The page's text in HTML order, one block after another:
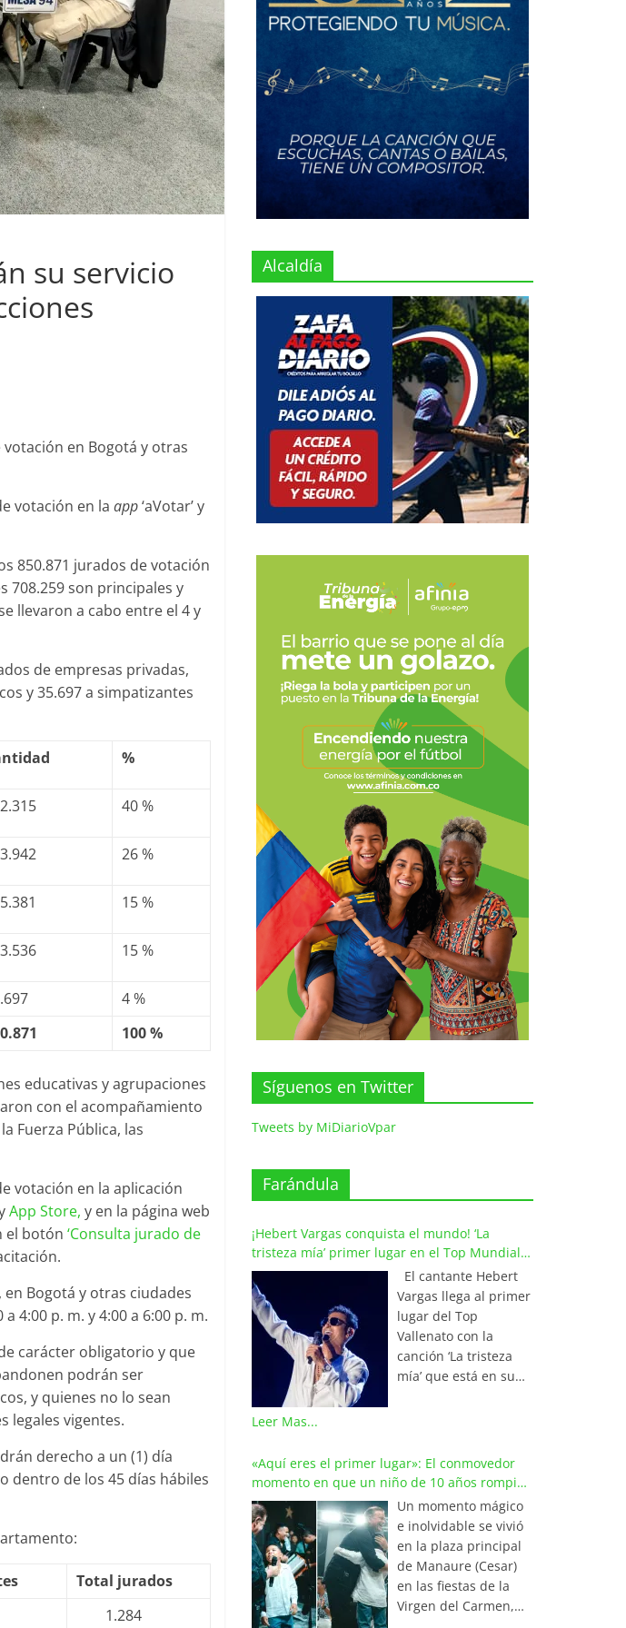
su servicio
en Bogotá y otras
votación en la app‘aVotar’ y
850.871 jurados de votación
708.259 son principales y
llevaron a cabo entre el 4 y
de empresas privadas,
y 35.697 a simpatizantes
%
40 %
26 %
15 %
15 %
4 %
100 %
educativas y agrupaciones
con el acompañamiento
Fuerza Pública, las
votación en la aplicación
App Store, y en la página web
el botón ‘Consulta jurado de
Bogotá y otras ciudades
4:00 p. m. y 4:00 a 6:00 p. m.
carácter obligatorio y que
podrán ser
y quienes no lo sean
legales vigentes.
derecho a un (1) día
dentro de los 45 días hábiles
Total jurados
1.284
Alcaldía
Síguenos en Twitter
Tweets by MiDiarioVpar
Farándula
¡Hebert Vargas conquista el mundo! ‘La
tristeza mía’ primer lugar en el Top Mundial
del Vallenato
El cantante Hebert
Vargas llega al primer
lugar del Top
Vallenato con la
canción ‘La tristeza
mía’ que está en su
de los listados
musicales en
Colombia y países de
América y Europa.
Esta emotiva
composición del
maestro Wilfran
Castillo se posicionó
en el primer lugar de
Leer Mas...
«Aquí eres el primer lugar»: El conmovedor
momento en que un niño de 10 años rompió
en llanto al cantar con Iván Villazón
Un momento mágico
e inolvidable se vivió
en la plaza principal
de Manaure (Cesar)
en las fiestas de la
Virgen del Carmen,